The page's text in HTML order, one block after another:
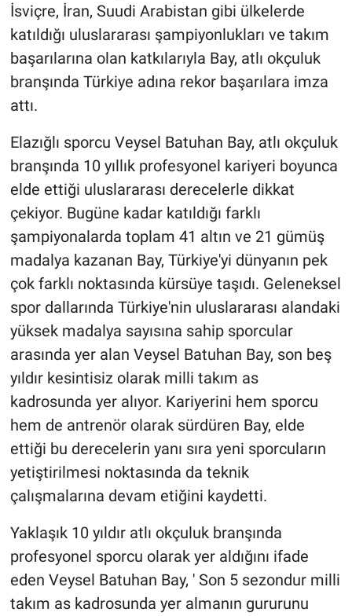
İsviçre, İran, Suudi Arabistan gibi ülkelerde
katıldığı uluslararası şampiyonlukları ve takım
başarılarına olan katkılarıyla Bay, atlı okçuluk
branşında Türkiye adına rekor başarılara imza
attı.
Elazığlı sporcu Veysel Batuhan Bay, atlı okçuluk
branşında 10 yıllık profesyonel kariyeri boyunca
elde ettiği uluslararası derecelerle dikkat
çekiyor. Bugüne kadar katıldığı farklı
şampiyonalarda toplam 41 altın ve 21 gümüş
madalya kazanan Bay, Türkiye'yi dünyanın pek
çok farklı noktasında kürsüye taşıdı. Geleneksel
spor dallarında Türkiye'nin uluslararası alandaki
yüksek madalya sayısına sahip sporcular
arasında yer alan Veysel Batuhan Bay, son beş
yıldır kesintisiz olarak milli takım as
kadrosunda yer alıyor. Kariyerini hem sporcu
hem de antrenör olarak sürdüren Bay, elde
ettiği bu derecelerin yanı sıra yeni sporcuların
yetiştirilmesi noktasında da teknik
çalışmalarına devam etiğini kaydetti.
Yaklaşık 10 yıldır atlı okçuluk branşında
profesyonel sporcu olarak yer aldığını ifade
eden Veysel Batuhan Bay, ' Son 5 sezondur milli
takım as kadrosunda yer almanın gururunu